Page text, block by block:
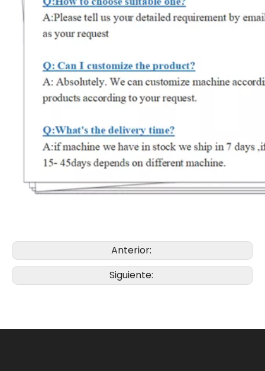
Anterior:
Siguiente: